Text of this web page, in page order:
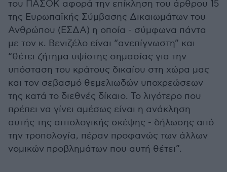
του ΠΑΣΟΚ αφορά την επίκληση του άρθρου 15
της Ευρωπαϊκής Σύμβασης Δικαιωμάτων του
Ανθρώπου (ΕΣΔΑ) η οποία - σύμφωνα πάντα
με τον κ. Βενιζέλο είναι “ανεπίγνωστη” και
“θέτει ζήτημα υψίστης σημασίας για την
υπόσταση του κράτους δικαίου στη χώρα μας
και τον σεβασμό θεμελιωδών υποχρεώσεων
της κατά το διεθνές δίκαιο. Το λιγότερο που
πρέπει να γίνει αμέσως είναι η ανάκληση
αυτής της αιτιολογικής σκέψης - δήλωσης από
την τροπολογία, πέραν προφανώς των άλλων
νομικών προβλημάτων που αυτή θέτει”.